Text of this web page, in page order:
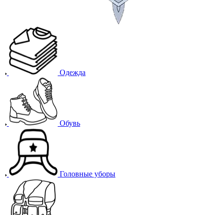
Одежда
Обувь
Головные уборы